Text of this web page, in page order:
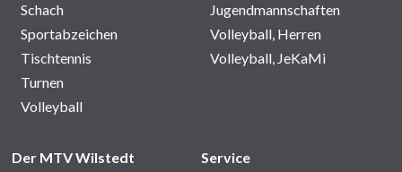
Schach
Sportabzeichen
Tischtennis
Turnen
Volleyball
Jugendmannschaften
Volleyball, Herren
Volleyball, JeKaMi
Der MTV Wilstedt
Service